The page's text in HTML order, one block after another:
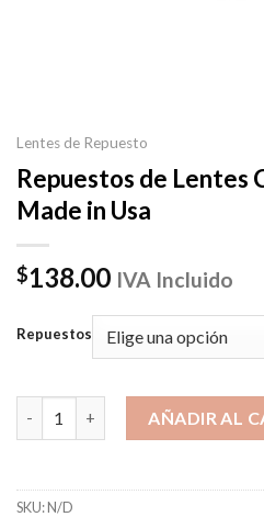
Lentes de Repuesto
Repuestos de Lentes
Made in Usa
$138.00 IVA Incluido
Repuestos
Repuestos de Lentes Clifden
AÑADIR AL
SKU:N/D